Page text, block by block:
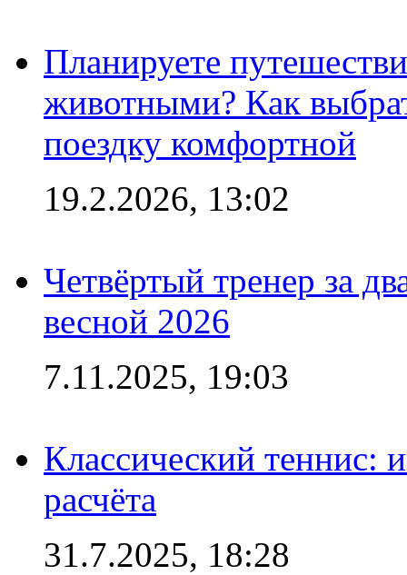
Планируете
животными? Как
поездку комфортной
19.2.2026, 13:02
Четвёртый тренер за
весной 2026
7.11.2025, 19:03
Классический теннис:
расчёта
31.7.2025, 18:28